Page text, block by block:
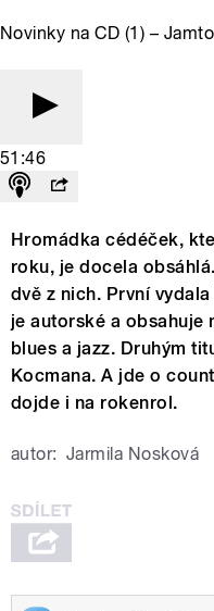
Novinky na CD (1) –
51:46
Hromádka cédéček,
roku, je docela
dvě z nich. První
je autorské a obsahuje
blues a jazz. Druhým
Kocmana. A jde o
dojde i na rokenrol.
autor: Jarmila Nosková